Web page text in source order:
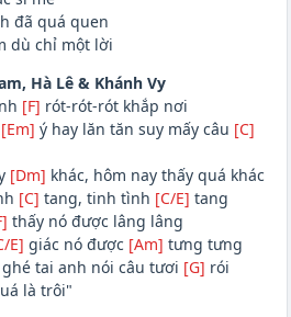
đã quá quen
dù chỉ một lời
Hà Lê & Khánh Vy
[F] rót-rót-rót khắp nơi
[Em] ý hay lăn tăn suy mấy câu [C]
[Dm] khác, hôm nay thấy quá khác
[C] tang, tinh tình [C/E] tang
thấy nó được lâng lâng
E] giác nó được [Am] tưng tưng
ghé tai anh nói câu tươi [G] rói
là trôi"